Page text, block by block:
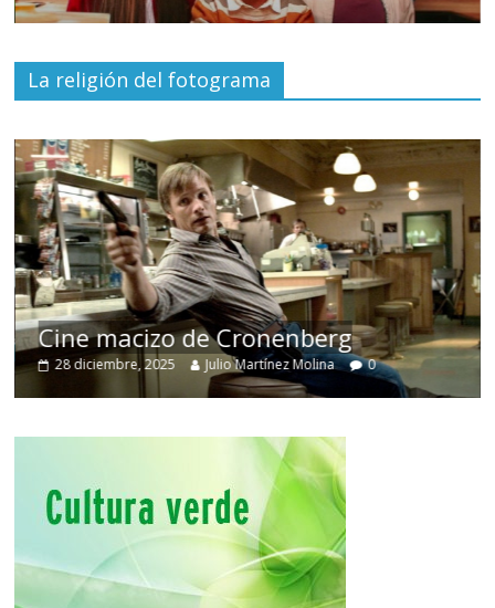
La religión del fotograma
Cine macizo de Cronenberg
28 diciembre, 2025 Julio Martínez Molina 0